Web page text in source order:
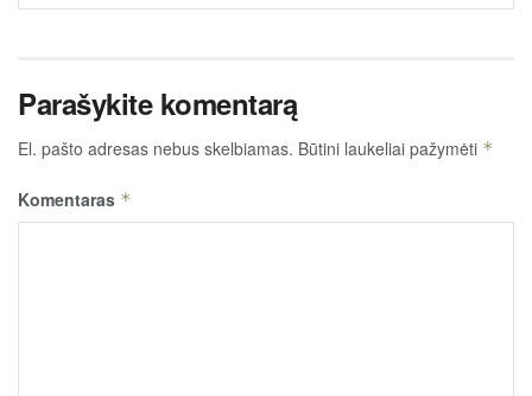
Parašykite komentarą
El. pašto adresas nebus skelbiamas. Būtini laukeliai pažymėti *
Komentaras *